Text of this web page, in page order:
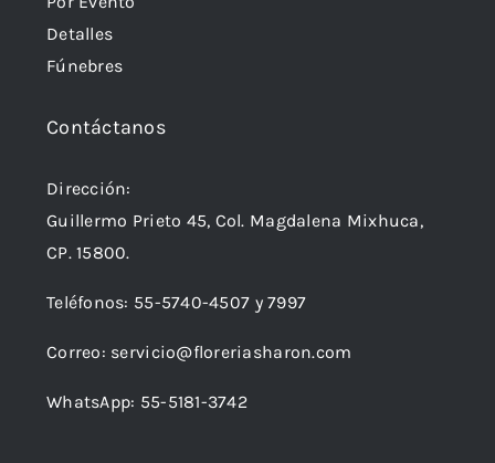
Detalles
Fúnebres
Contáctanos
Dirección:
Guillermo Prieto 45, Col. Magdalena Mixhuca,
CP. 15800.
Teléfonos: 55-5740-4507 y7997
Correo: servicio@floreriasharon.com
WhatsApp: 55-5181-3742